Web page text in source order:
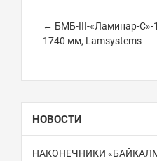
← БМБ-III-«Ламинар-С»-
1740 мм, Lamsystems
НОВОСТИ
НАКОНЕЧНИКИ